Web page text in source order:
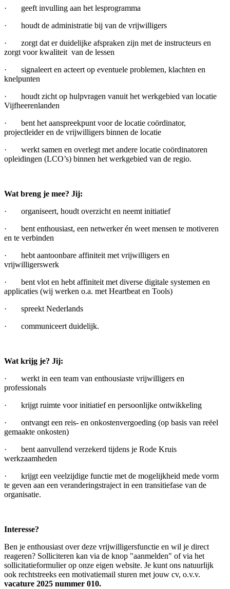
· geeft invulling aan het lesprogramma
· houdt de administratie bij van de vrijwilligers
· zorgt dat er duidelijke afspraken zijn met de instructeurs en
zorgt voor kwaliteit van de lessen
· signaleert en acteert op eventuele problemen, klachten en
knelpunten
· houdt zicht op hulpvragen vanuit het werkgebied van locatie
Vijfheerenlanden
· bent het aanspreekpunt voor de locatie coördinator,
projectleider en de vrijwilligers binnen de locatie
· werkt samen en overlegt met andere locatie coördinatoren
opleidingen (LCO’s) binnen het werkgebied van de regio.
Wat breng je mee? Jij:
· organiseert, houdt overzicht en neemt initiatief
· bent enthousiast, een netwerker én weet mensen te motiveren
en te verbinden
· hebt aantoonbare affiniteit met vrijwilligers en
vrijwilligerswerk
· bent vlot en hebt affiniteit met diverse digitale systemen en
applicaties (wij werken o.a. met Heartbeat en Tools)
· spreekt Nederlands
· communiceert duidelijk.
Wat krijg je? Jij:
· werkt in een team van enthousiaste vrijwilligers en
professionals
· krijgt ruimte voor initiatief en persoonlijke ontwikkeling
· ontvangt een reis- en onkostenvergoeding (op basis van reëel
gemaakte onkosten)
· bent aanvullend verzekerd tijdens je Rode Kruis
werkzaamheden
· krijgt een veelzijdige functie met de mogelijkheid mede vorm
te geven aan een veranderingstraject in een transitiefase van de
organisatie.
Interesse?
Ben je enthousiast over deze vrijwilligersfunctie en wil je direct
reageren? Solliciteren kan via de knop "aanmelden" of via het
sollicitatieformulier op onze eigen website. Je kunt ons natuurlijk
ook rechtstreeks een motivatiemail sturen met jouw cv, o.v.v.
vacature 2025 nummer 010.